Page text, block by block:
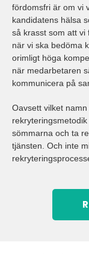
fördomsfri är om vi
kandidatens hälsa
så krasst som att vi
när vi ska bedöma
orimligt höga
när medarbetaren
kommunicera på
Oavsett vilket
sömmarna och ta
tjänsten. Och inte